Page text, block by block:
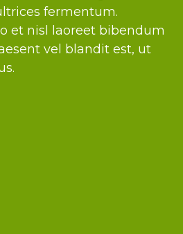
fermentum.
et nisl laoreet bibendum
vel blandit est, ut